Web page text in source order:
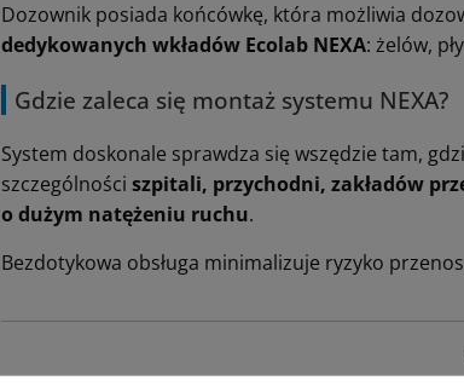
Dozownik posiada końcówkę, która możliwia
dedykowanych wkładów Ecolab NEXA: żelów,
Gdzie zaleca się montaż systemu NEXA?
System doskonale sprawdza się wszędzie tam,
szczególności szpitali, przychodni, zakładów
o dużym natężeniu ruchu.
Bezdotykowa obsługa minimalizuje ryzyko